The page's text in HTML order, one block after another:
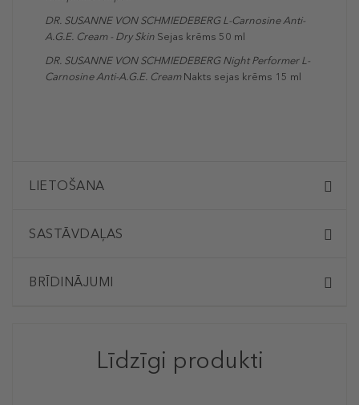
DR. SUSANNE VON SCHMIEDEBERG L-Carnosine Anti-
A.G.E. Cream - Dry Skin Sejas krēms 50 ml
DR. SUSANNE VON SCHMIEDEBERG Night Performer L-
Carnosine Anti-A.G.E. Cream Nakts sejas krēms 15 ml
LIETOŠANA
SASTĀVDAĻAS
BRĪDINĀJUMI
Līdzīgi produkti